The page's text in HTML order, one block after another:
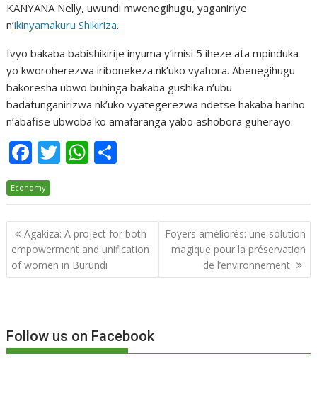
KANYANA Nelly, uwundi mwenegihugu, yaganiriye
n’ikinyamakuru Shikiriza.
Ivyo bakaba babishikirije inyuma y’imisi 5 iheze ata mpinduka
yo kworoherezwa iribonekeza nk’uko vyahora. Abenegihugu
bakoresha ubwo buhinga bakaba gushika n’ubu
badatunganirizwa nk’uko vyategerezwa ndetse hakaba hariho
n’abafise ubwoba ko amafaranga yabo ashobora guherayo.
F
ac
e
b
o
o
k
T
itt
er
W
at
s
A
p
p
ta
g
er
Economy
Navigation
de
l’article
Agakiza: A project for both
empowerment and unification
of women in Burundi
Foyers améliorés: une solution
magique pour la préservation
de l’environnement
Follow us on Facebook